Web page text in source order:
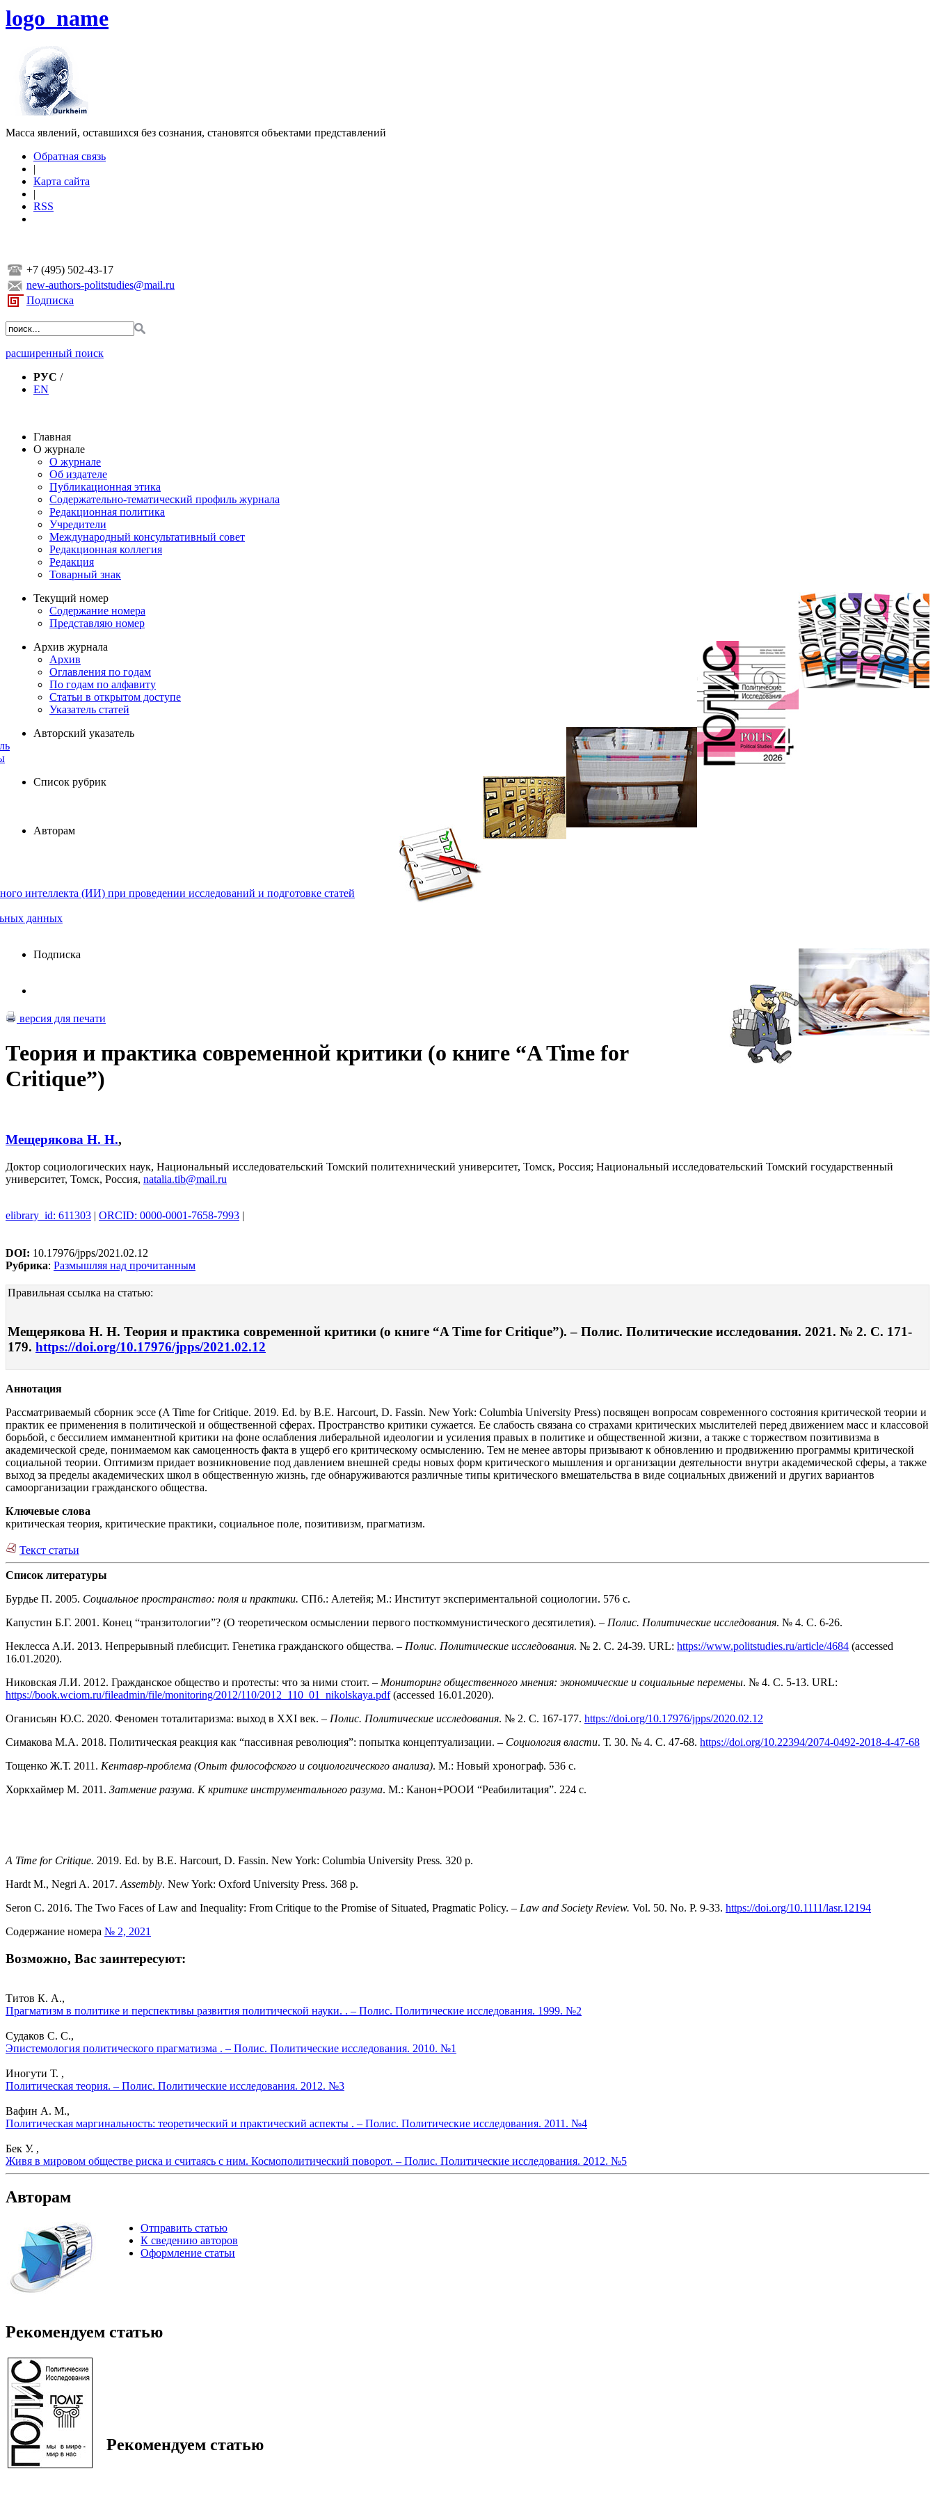
logo_name
Масса явлений, оставшихся без сознания, становятся объектами представлений
Обратная связь
|
Карта сайта
|
RSS
+7 (495) 502-43-17
new-authors-politstudies@mail.ru
Подписка
расширенный поиск
РУС /
EN
Главная
О журнале
О журнале
Об издателе
Публикационная этика
Содержательно-тематический профиль журнала
Редакционная политика
Учредители
Международный консультативный совет
Редакционная коллегия
Редакция
Товарный знак
Текущий номер
Содержание номера
Представляю номер
Архив журнала
Архив
Оглавления по годам
По годам по алфавиту
Статьи в открытом доступе
Указатель статей
Авторский указатель
Список рубрик
Авторам
интеллекта (ИИ) при проведении исследований и подготовке статей
данных
Подписка
версия для печати
Теория и практика современной критики (о книге “A Time for
Critique”)
Мещерякова Н. Н.,
Доктор социологических наук, Национальный исследовательский Томский политехнический университет, Томск, Россия; Национальный исследовательский Томский государственный
университет, Томск, Россия, natalia.tib@mail.ru
elibrary_id: 611303 | ORCID: 0000-0001-7658-7993 |
DOI: 10.17976/jpps/2021.02.12
Рубрика: Размышляя над прочитанным
Правильная ссылка на статью:
Мещерякова Н. Н. Теория и практика современной критики (о книге “A Time for Critique”). – Полис. Политические исследования. 2021. № 2. С. 171-
179. https://doi.org/10.17976/jpps/2021.02.12
Аннотация
Рассматриваемый сборник эссе (A Time for Critique. 2019. Ed. by B.E. Harcourt, D. Fassin. New York: Columbia University Press) посвящен вопросам современного состояния критической теории и
практик ее применения в политической и общественной сферах. Пространство критики сужается. Ее слабость связана со страхами критических мыслителей перед движением масс и классовой
борьбой, с бессилием имманентной критики на фоне ослабления либеральной идеологии и усиления правых в политике и общественной жизни, а также с торжеством позитивизма в
академической среде, понимаемом как самоценность факта в ущерб его критическому осмыслению. Тем не менее авторы призывают к обновлению и продвижению программы критической
социальной теории. Оптимизм придает возникновение под давлением внешней среды новых форм критического мышления и организации деятельности внутри академической сферы, а также
выход за пределы академических школ в общественную жизнь, где обнаруживаются различные типы критического вмешательства в виде социальных движений и других вариантов
самоорганизации гражданского общества.
Ключевые слова
критическая теория, критические практики, социальное поле, позитивизм, прагматизм.
Текст статьи
Список литературы
Бурдье П. 2005. Социальное пространство: поля и практики. СПб.: Алетейя; М.: Институт экспериментальной социологии. 576 с.
Капустин Б.Г. 2001. Конец “транзитологии”? (О теоретическом осмыслении первого посткоммунистического десятилетия). – Полис. Политические исследования. № 4. С. 6-26.
Неклесса А.И. 2013. Непрерывный плебисцит. Генетика гражданского общества. – Полис. Политические исследования. № 2. C. 24-39. URL: https://www.politstudies.ru/article/4684 (accessed
16.01.2020).
Никовская Л.И. 2012. Гражданское общество и протесты: что за ними стоит. – Мониторинг общественного мнения: экономические и социальные перемены. № 4. С. 5-13. URL:
https://book.wciom.ru/fileadmin/file/monitoring/2012/110/2012_110_01_nikolskaya.pdf(accessed 16.01.2020).
Оганисьян Ю.С. 2020. Феномен тоталитаризма: выход в XXI век. – Полис. Политические исследования. № 2. С. 167-177. https://doi.org/10.17976/jpps/2020.02.12
Симакова М.А. 2018. Политическая реакция как “пассивная революция”: попытка концептуализации. – Социология власти. Т. 30. № 4. C. 47-68. https://doi.org/10.22394/2074-0492-2018-4-47-68
Тощенко Ж.Т. 2011. Кентавр-проблема (Опыт философского и социологического анализа). М.: Новый хронограф. 536 с.
Хоркхаймер М. 2011. Затмение разума. К критике инструментального разума. М.: Канон+РООИ “Реабилитация”. 224 с.
A Time for Critique. 2019. Ed. by B.E. Harcourt, D. Fassin. New York: Columbia University Press. 320 p.
Hardt M., Negri A. 2017. Assembly. New York: Oxford University Press. 368 p.
Seron C. 2016. The Two Faces of Law and Inequality: From Critique to the Promise of Situated, Pragmatic Policy. – Law and Society Review. Vol. 50. No. P. 9-33. https://doi.org/10.1111/lasr.12194
Содержание номера № 2, 2021
Возможно, Вас заинтересуют:
Титов К. А.,
Прагматизм в политике и перспективы развития политической науки. . – Полис. Политические исследования. 1999. №2
Судаков С. С.,
Эпистемология политического прагматизма . – Полис. Политические исследования. 2010. №1
Иногути Т. ,
Политическая теория. – Полис. Политические исследования. 2012. №3
Вафин А. М.,
Политическая маргинальность: теоретический и практический аспекты . – Полис. Политические исследования. 2011. №4
Бек У. ,
Живя в мировом обществе риска и считаясь с ним. Космополитический поворот. – Полис. Политические исследования. 2012. №5
Авторам
Отправить статью
К сведению авторов
Оформление статьи
Рекомендуем статью
Рекомендуем статью